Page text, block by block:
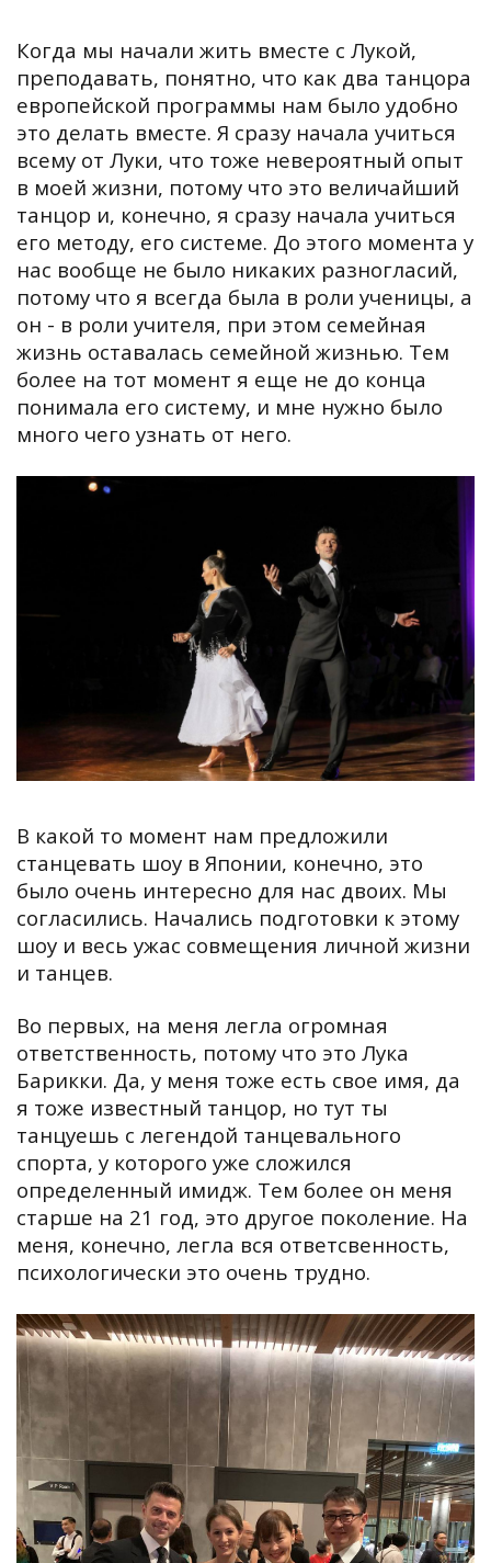
Когда мы начали жить вместе с Лукой,
преподавать, понятно, что как два танцора
европейской программы нам было удобно
это делать вместе. Я сразу начала учиться
всему от Луки, что тоже невероятный опыт
в моей жизни, потому что это величайший
танцор и, конечно, я сразу начала учиться
его методу, его системе. До этого момента у
нас вообще не было никаких разногласий,
потому что я всегда была в роли ученицы, а
он - в роли учителя, при этом семейная
жизнь оставалась семейной жизнью. Тем
более на тот момент я еще не до конца
понимала его систему, и мне нужно было
много чего узнать от него.
В какой то момент нам предложили
станцевать шоу в Японии, конечно, это
было очень интересно для нас двоих. Мы
согласились. Начались подготовки к этому
шоу и весь ужас совмещения личной жизни
и танцев.
Во первых, на меня легла огромная
ответственность, потому что это Лука
Барикки. Да, у меня тоже есть свое имя, да
я тоже известный танцор, но тут ты
танцуешь с легендой танцевального
спорта, у которого уже сложился
определенный имидж. Тем более он меня
старше на 21 год, это другое поколение. На
меня, конечно, легла вся ответсвенность,
психологически это очень трудно.